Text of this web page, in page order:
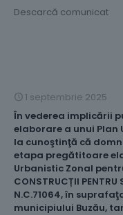
Descarcă comunicat
1 septembrie 2025
În vederea implicării
elaborare a unui Plan
la cunoştinţă că
etapa pregătitoare
Urbanistic Zonal pentru
CONSTRUCȚII
N.C.71064, în
municipiului Buzău,